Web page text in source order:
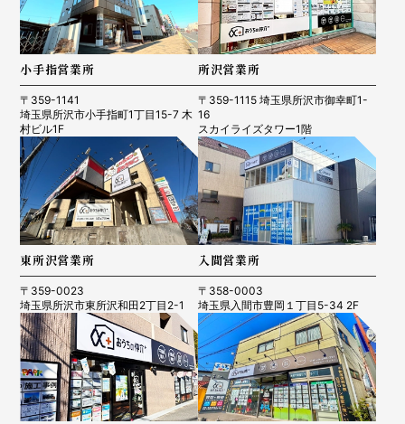
小手指営業所
〒359-1141
埼玉県所沢市小手指町1丁目15-7 木
村ビル1F
所沢営業所
〒359-1115 埼玉県所沢市御幸町1-
16
スカイライズタワー1階
東所沢営業所
〒359-0023
埼玉県所沢市東所沢和田2丁目2-1
入間営業所
〒358-0003
埼玉県入間市豊岡１丁目5-34 2F